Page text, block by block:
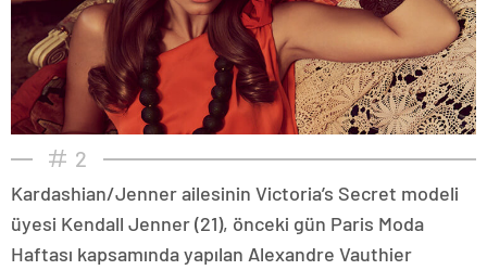
2
Kardashian/Jenner ailesinin Victoria’s Secret modeli
üyesi Kendall Jenner (21), önceki gün Paris Moda
Haftası kapsamında yapılan Alexandre Vauthier